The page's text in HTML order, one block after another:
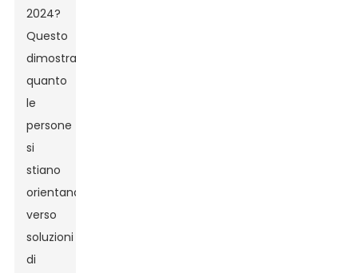
2024?
Questo
dimostra
quanto
le
persone
si
stiano
orientando
verso
soluzioni
di